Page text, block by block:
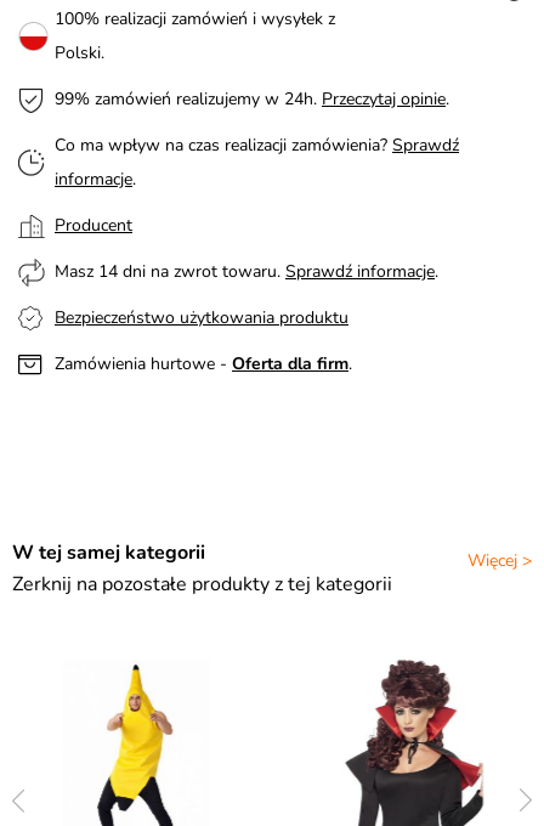
100% realizacji zamówień i wysyłek z
Polski.
99% zamówień realizujemy w 24h. Przeczytaj opinie.
Co ma wpływ na czas realizacji zamówienia? Sprawdź
informacje.
Producent
Masz 14 dni na zwrot towaru. Sprawdź informacje.
Bezpieczeństwo użytkowania produktu
Zamówienia hurtowe - Oferta dla firm.
Więcej >
W tej samej kategorii
Zerknij na pozostałe produkty z tej kategorii